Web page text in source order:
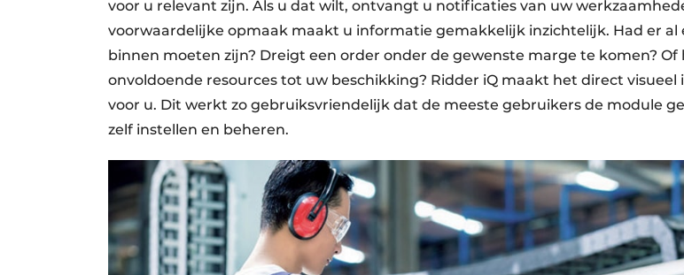
voor u relevant zijn. Als u dat wilt, ontvangt u notificaties van uw
voorwaardelijke opmaak maakt u informatie gemakkelijk inzichtelijk. Had er al
binnen moeten zijn? Dreigt een order onder de gewenste marge te komen? Of
onvoldoende resources tot uw beschikking? Ridder iQ maakt het direct visueel
voor u. Dit werkt zo gebruiksvriendelijk dat de meeste gebruikers de module
zelf instellen en beheren.